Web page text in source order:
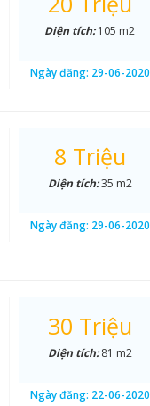
Diện tích:105 m2
Ngày đăng: 29-06-2020
8 Triệu
Diện tích:35 m2
Ngày đăng: 29-06-2020
30 Triệu
Diện tích:81 m2
Ngày đăng: 22-06-2020